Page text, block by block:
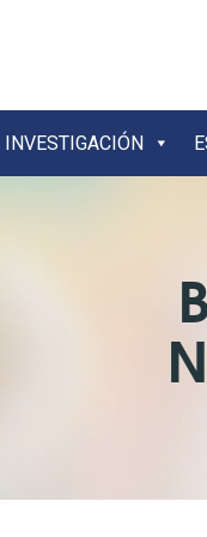
INVESTIGACIÓN